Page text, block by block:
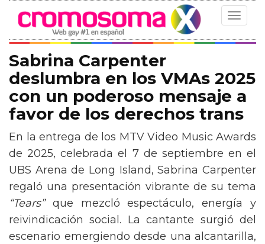
Toggle
Sabrina Carpenter
deslumbra en los VMAs 2025
con un poderoso mensaje a
favor de los derechos trans
En la entrega de los MTV Video Music Awards
de 2025, celebrada el 7 de septiembre en el
UBS Arena de Long Island, Sabrina Carpenter
regaló una presentación vibrante de su tema
“Tears”que mezcló espectáculo, energía y
reivindicación social. La cantante surgió del
escenario emergiendo desde una alcantarilla,